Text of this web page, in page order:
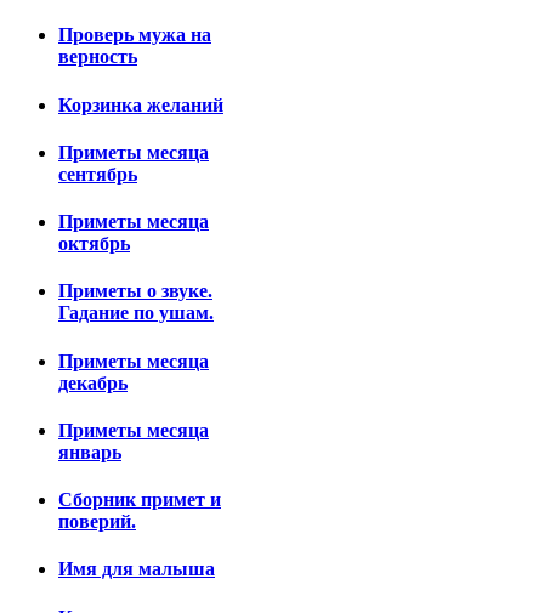
Проверь мужа на
верность
Корзинка желаний
Приметы месяца
сентябрь
Приметы месяца
октябрь
Приметы о звуке.
Гадание по ушам.
Приметы месяца
декабрь
Приметы месяца
январь
Сборник примет и
поверий.
Имя для малыша